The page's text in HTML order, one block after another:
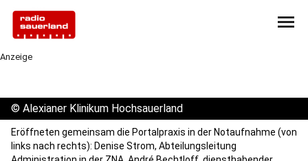
menu
Anzeige
© Alexianer Klinikum Hochsauerland
Eröffneten gemeinsam die Portalpraxis in der Notaufnahme (von
links nach rechts): Denise Strom, Abteilungsleitung